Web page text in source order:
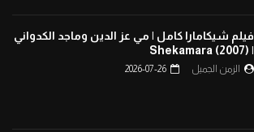
فيلم شيكامارا كامل | مي عز الدين وماجد الكدواني
| Shekamara (2007)
الزمن الجميل 2026-07-26